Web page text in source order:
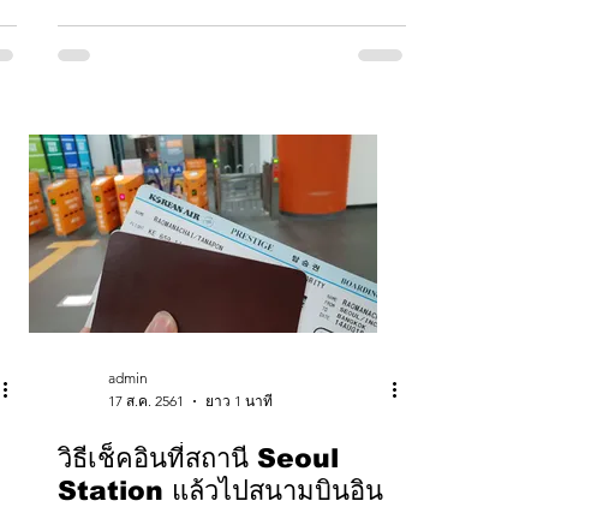
admin
17 ส.ค. 2561
ยาว 1 นาที
วิธีเช็คอินที่สถานี Seoul
Station แล้วไปสนามบินอิน